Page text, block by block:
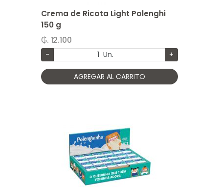
Crema de Ricota Light Polenghi
150 g
₲. 12.100
- Un. +
AGREGAR AL CARRITO